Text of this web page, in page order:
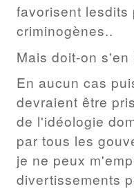
favorisent lesdits
criminogènes..
Mais doit-on s'en
En aucun cas
devraient être
de l'idéologie
par tous les
je ne peux
divertissements